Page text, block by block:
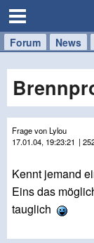
Forum News
Handy
Tablet
Windows
Mac
Frage von Lylou
17.01.04, 19:23:21 |
Kennt jemand
Eins das
tauglich